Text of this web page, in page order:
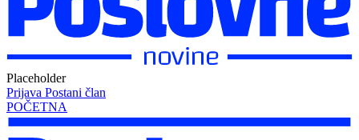
Placeholder
Prijava Postani član
POČETNA